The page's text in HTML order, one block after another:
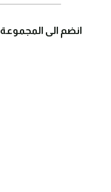
انضم الى المجموعة